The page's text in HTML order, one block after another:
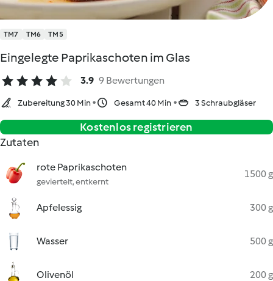
TM7 TM6 TM5
Eingelegte Paprikaschoten im Glas
3.9 9 Bewertungen
Zubereitung 30 Min Gesamt 40 Min 3 Schraubgläser
Kostenlos registrieren
Zutaten
rote Paprikaschoten
geviertelt, entkernt
1500 g
Apfelessig 300 g
Wasser 500 g
Olivenöl 200 g